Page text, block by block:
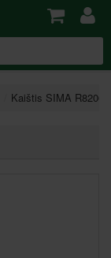
Kaištis SIMA